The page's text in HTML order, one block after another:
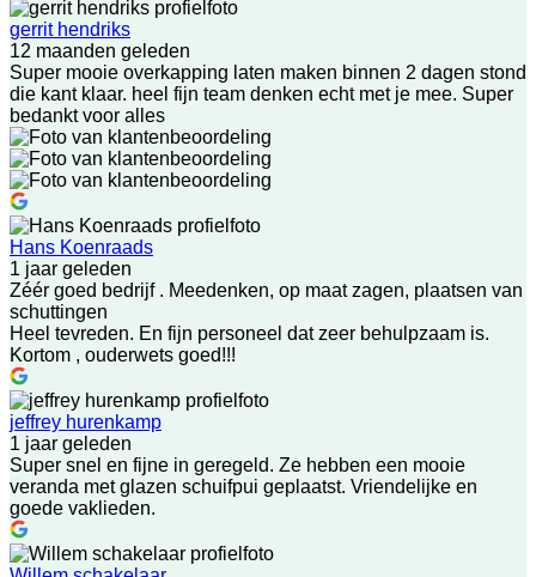
gerrit hendriks
12 maanden geleden
Super mooie overkapping laten maken binnen 2 dagen stond
die kant klaar. heel fijn team denken echt met je mee. Super
bedankt voor alles
Hans Koenraads
1 jaar geleden
Zéér goed bedrijf . Meedenken, op maat zagen, plaatsen van
schuttingen
Heel tevreden. En fijn personeel dat zeer behulpzaam is.
Kortom , ouderwets goed!!!
jeffrey hurenkamp
1 jaar geleden
Super snel en fijne in geregeld. Ze hebben een mooie
veranda met glazen schuifpui geplaatst. Vriendelijke en
goede vaklieden.